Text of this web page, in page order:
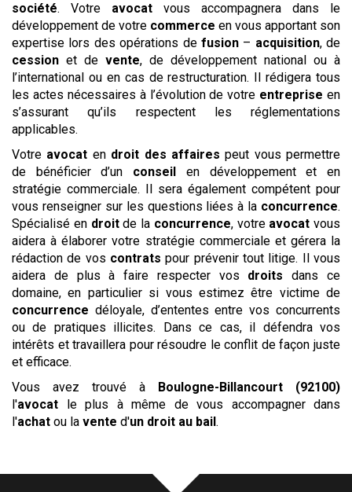
société. Votre avocat vous accompagnera dans le
développement de votre commerce en vous apportant son
expertise lors des opérations de fusion– acquisition, de
cession et de vente, de développement national ou à
l’international ou en cas de restructuration. Il rédigera tous
les actes nécessaires à l’évolution de votre entreprise en
s’assurant qu’ils respectent les réglementations
applicables.
Votre avocat en droit des affaires peut vous permettre
de bénéficier d’un conseil
en développement et en
stratégie commerciale. Il sera également compétent pour
vous renseigner sur les questions liées à la concurrence.
Spécialisé en droitde la concurrence, votre avocat vous
aidera à élaborer votre stratégie commerciale et gérera la
rédaction de vos contrats pour prévenir tout litige. Il vous
aidera de plus à faire respecter vos droits dans ce
domaine, en particulier si vous estimez être victime de
concurrence déloyale, d’ententes entre vos concurrents
ou de pratiques illicites. Dans ce cas, il défendra vos
intérêts et travaillera pour résoudre le conflit de façon juste
et efficace.
Vous avez trouvé à
Boulogne-Billancourt (92100)
l'avocat le plus à même de vous accompagner dans
l'achat ou la vente d'un droit au bail .